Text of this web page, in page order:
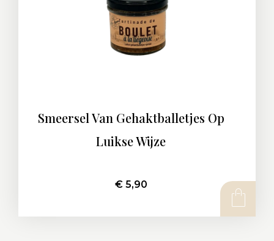
Smeersel Van Gehaktballetjes Op
Luikse Wijze
€5,90